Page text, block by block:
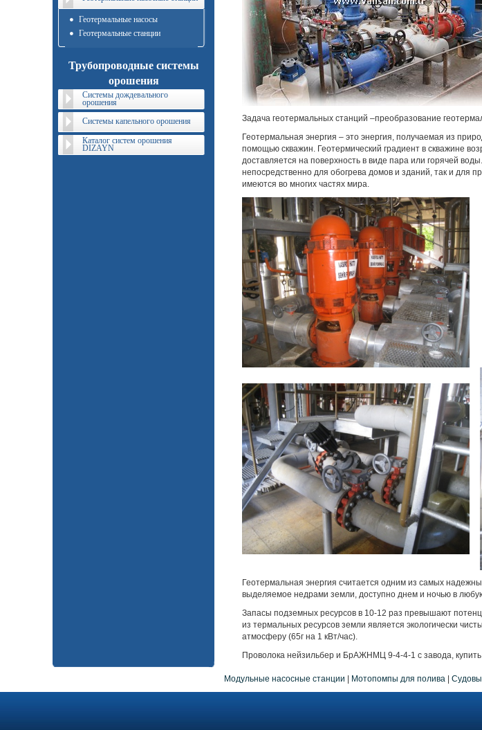
Геотермальные насосы
Геотермальные станции
Трубопроводные системы
орошения
Системы дождевального
орошения
Системы капельного орошения
Каталог систем орошения
DIZAYN
Задача геотермальных станций –преобразование
Геотермальная энергия – это энергия, получаемая из
помощью скважин. Геотермический градиент в скважине
доставляется на поверхность в виде пара или горячей
непосредственно для обогрева домов и зданий, так и для
имеются во многих частях мира.
Геотермальная энергия считается одним из самых
выделяемое недрами земли, доступно днем и ночью в
Запасы подземных ресурсов в 10-12 раз превышают
из термальных ресурсов земли является экологически
атмосферу (65г на 1 кВт/час).
Проволока нейзильбер и БрАЖНМЦ 9-4-4-1 с завода, купить
Модульные насосные станции Мотопомпы для полива|